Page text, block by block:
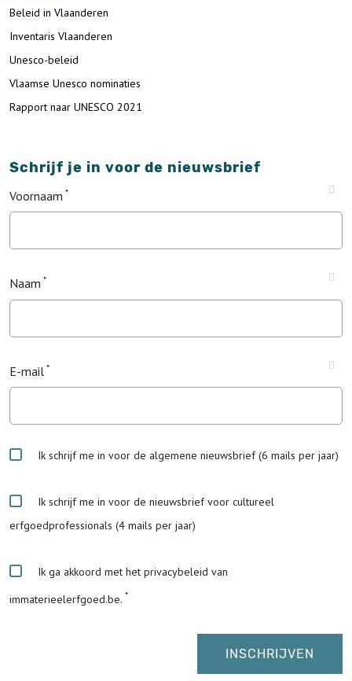
Beleid in Vlaanderen
Inventaris Vlaanderen
Unesco-beleid
Vlaamse Unesco nominaties
Rapport naar UNESCO 2021
Schrijf je in voor de nieuwsbrief
Voornaam
Naam
E-mail
Ik schrijf me in voor de algemene nieuwsbrief (6 mails per jaar)
Ik schrijf me in voor de nieuwsbrief voor cultureel
erfgoedprofessionals (4 mails per jaar)
Ik ga akkoord met het privacybeleid van
immaterieelerfgoed.be.